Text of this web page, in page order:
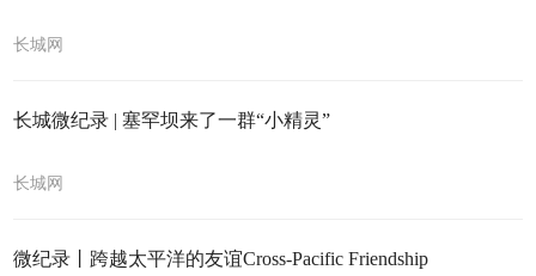
长城网
长城微纪录 | 塞罕坝来了一群“小精灵”
长城网
微纪录丨跨越太平洋的友谊Cross-Pacific Friendship